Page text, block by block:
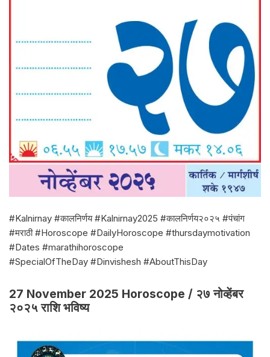
#Kalnirnay #कालनिर्णय #Kalnirnay2025 #कालनिर्णय२०२५ #पंचांग
#मराठी #Horoscope #DailyHoroscope #thursdaymotivation
#Dates #marathihoroscope
#SpecialOfTheDay #Dinvishesh #AboutThisDay
27 November 2025 Horoscope / २७ नोव्हेंबर
२०२५ राशि भविष्य